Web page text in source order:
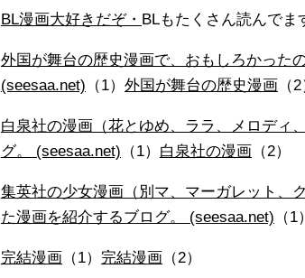
BL漫画大好きだぞ・ BLもたくさん読んでま
外国が舞台の歴史漫画で、おもしろかった
(seesaa.net) （1） 外国が舞台の歴史漫画 （2
白泉社の漫画（花とゆめ、ララ、メロディ
グ。 (seesaa.net) （1） 白泉社の漫画 （2）
集英社の少女漫画（別マ、マーガレット、
た漫画を紹介するブログ。 (seesaa.net) （1）
完結漫画 （1） 完結漫画 （2）